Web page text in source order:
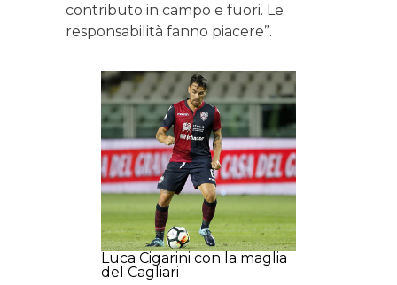
contributo in campo e fuori. Le
responsabilità fanno piacere”.
Luca Cigarini con la maglia
del Cagliari